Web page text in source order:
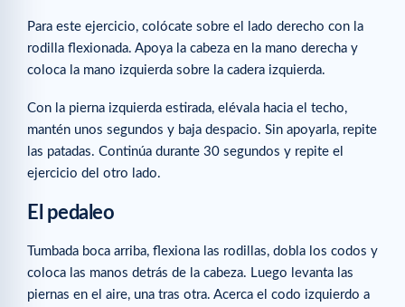
Para este ejercicio, colócate sobre el lado derecho con la
rodilla flexionada. Apoya la cabeza en la mano derecha y
coloca la mano izquierda sobre la cadera izquierda.
Con la pierna izquierda estirada, elévala hacia el techo,
mantén unos segundos y baja despacio. Sin apoyarla, repite
las patadas. Continúa durante 30 segundos y repite el
ejercicio del otro lado.
El pedaleo
Tumbada boca arriba, flexiona las rodillas, dobla los codos y
coloca las manos detrás de la cabeza. Luego levanta las
piernas en el aire, una tras otra. Acerca el codo izquierdo a